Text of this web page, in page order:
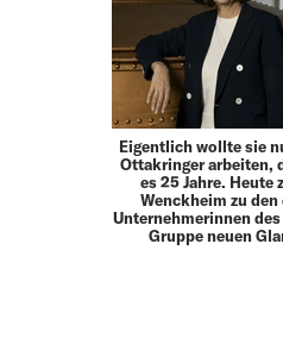
Eigentlich wollte sie
Ottakringer arbeiten,
es 25 Jahre. Heute
Wenckheim zu
Unternehmerinnen
Gruppe neuen